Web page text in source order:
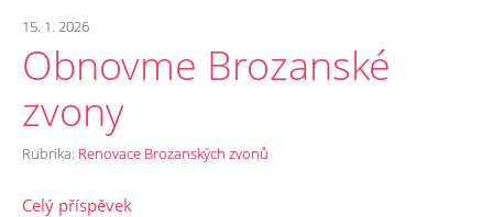
15. 1. 2026
Obnovme Brozanské
zvony
Rubrika: Renovace Brozanských zvonů
Celý příspěvek